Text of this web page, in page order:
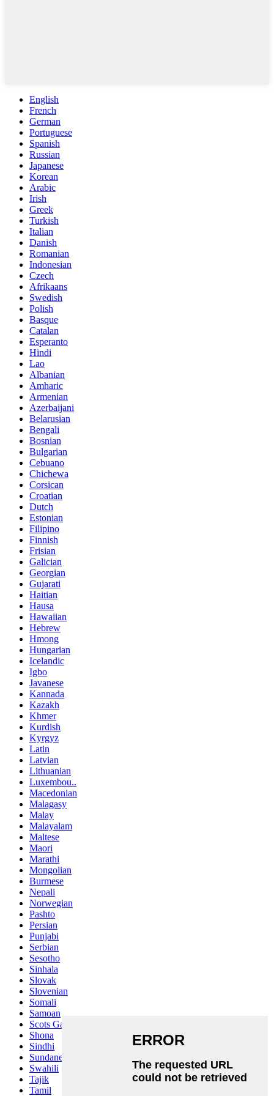
English
French
German
Portuguese
Spanish
Russian
Japanese
Korean
Arabic
Irish
Greek
Turkish
Italian
Danish
Romanian
Indonesian
Czech
Afrikaans
Swedish
Polish
Basque
Catalan
Esperanto
Hindi
Lao
Albanian
Amharic
Armenian
Azerbaijani
Belarusian
Bengali
Bosnian
Bulgarian
Cebuano
Chichewa
Corsican
Croatian
Dutch
Estonian
Filipino
Finnish
Frisian
Galician
Georgian
Gujarati
Haitian
Hausa
Hawaiian
Hebrew
Hmong
Hungarian
Icelandic
Igbo
Javanese
Kannada
Kazakh
Khmer
Kurdish
Kyrgyz
Latin
Latvian
Lithuanian
Luxembou..
Macedonian
Malagasy
Malay
Malayalam
Maltese
Maori
Marathi
Mongolian
Burmese
Nepali
Norwegian
Pashto
Persian
Punjabi
Serbian
Sesotho
Sinhala
Slovak
Slovenian
Somali
Samoan
Scots Gaelic
Shona
Sindhi
Sundanese
Swahili
Tajik
Tamil